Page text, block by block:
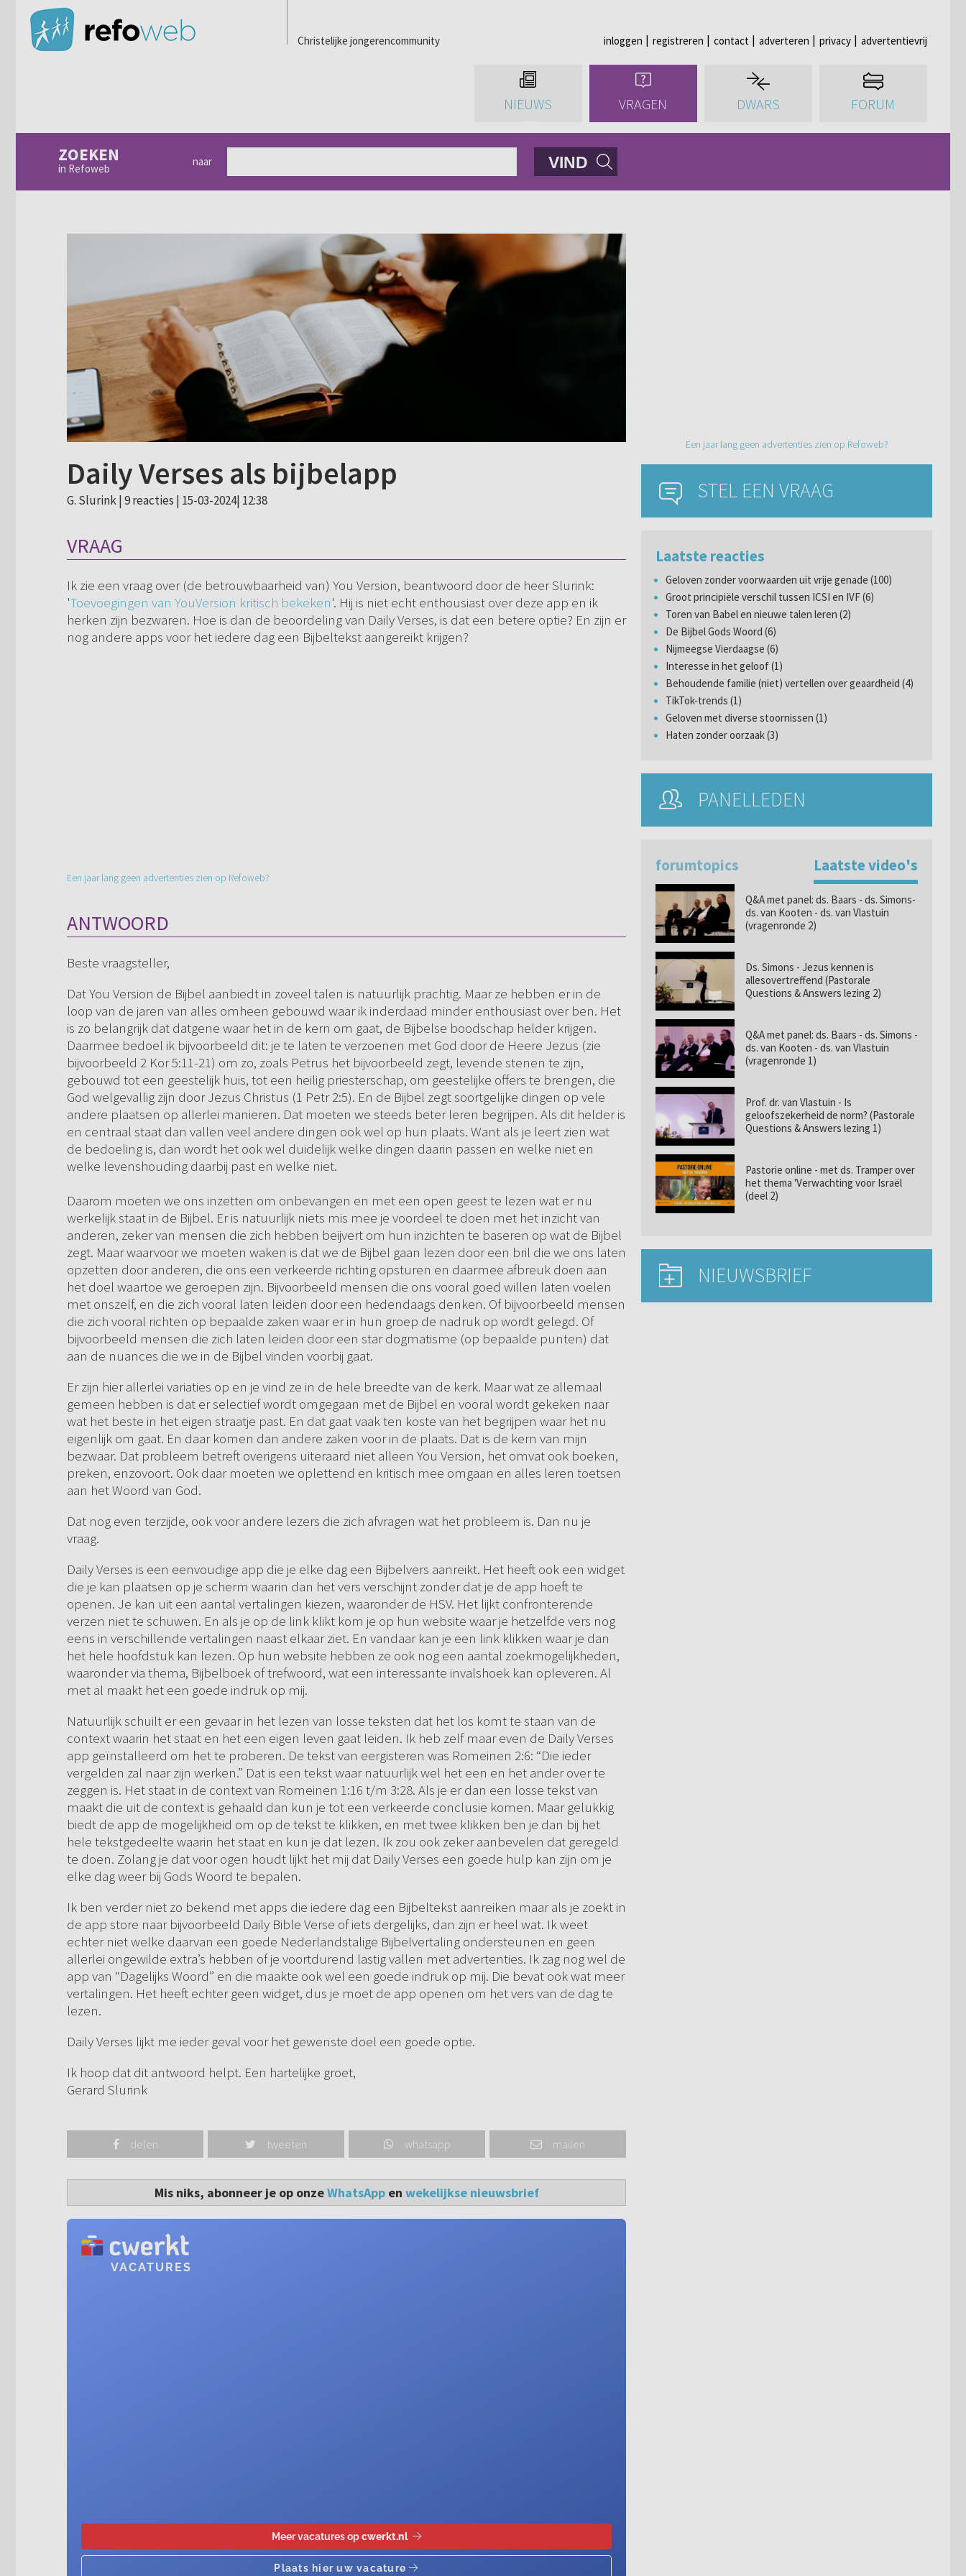
Christelijke jongerencommunity inloggen registreren contact adverteren privacy advertentievrij
NIEUWS VRAGEN DWARS FORUM
ZOEKEN
in Refoweb
naar VIND
Daily Verses als bijbelapp
G. Slurink | 9 reacties | 15-03-2024| 12:38
VRAAG
Ik zie een vraag over (de betrouwbaarheid van) You Version, beantwoord door de heer Slurink:
'Toevoegingen van YouVersion kritisch bekeken'. Hij is niet echt enthousiast over deze app en ik
herken zijn bezwaren. Hoe is dan de beoordeling van Daily Verses, is dat een betere optie? En zijn er
nog andere apps voor het iedere dag een Bijbeltekst aangereikt krijgen?
Een jaar lang geen advertenties zien op Refoweb?
ANTWOORD
Beste vraagsteller,
Dat You Version de Bijbel aanbiedt in zoveel talen is natuurlijk prachtig. Maar ze hebben er in de
loop van de jaren van alles omheen gebouwd waar ik inderdaad minder enthousiast over ben. Het
is zo belangrijk dat datgene waar het in de kern om gaat, de Bijbelse boodschap helder krijgen.
Daarmee bedoel ik bijvoorbeeld dit: je te laten te verzoenen met God door de Heere Jezus (zie
bijvoorbeeld 2 Kor 5:11-21) om zo, zoals Petrus het bijvoorbeeld zegt, levende stenen te zijn,
gebouwd tot een geestelijk huis, tot een heilig priesterschap, om geestelijke offers te brengen, die
God welgevallig zijn door Jezus Christus (1 Petr 2:5). En de Bijbel zegt soortgelijke dingen op vele
andere plaatsen op allerlei manieren. Dat moeten we steeds beter leren begrijpen. Als dit helder is
en centraal staat dan vallen veel andere dingen ook wel op hun plaats. Want als je leert zien wat
de bedoeling is, dan wordt het ook wel duidelijk welke dingen daarin passen en welke niet en
welke levenshouding daarbij past en welke niet.
Daarom moeten we ons inzetten om onbevangen en met een open geest te lezen wat er nu
werkelijk staat in de Bijbel. Er is natuurlijk niets mis mee je voordeel te doen met het inzicht van
anderen, zeker van mensen die zich hebben beijvert om hun inzichten te baseren op wat de Bijbel
zegt. Maar waarvoor we moeten waken is dat we de Bijbel gaan lezen door een bril die we ons laten
opzetten door anderen, die ons een verkeerde richting opsturen en daarmee afbreuk doen aan
het doel waartoe we geroepen zijn. Bijvoorbeeld mensen die ons vooral goed willen laten voelen
met onszelf, en die zich vooral laten leiden door een hedendaags denken. Of bijvoorbeeld mensen
die zich vooral richten op bepaalde zaken waar er in hun groep de nadruk op wordt gelegd. Of
bijvoorbeeld mensen die zich laten leiden door een star dogmatisme (op bepaalde punten) dat
aan de nuances die we in de Bijbel vinden voorbij gaat.
Er zijn hier allerlei variaties op en je vind ze in de hele breedte van de kerk. Maar wat ze allemaal
gemeen hebben is dat er selectief wordt omgegaan met de Bijbel en vooral wordt gekeken naar
wat het beste in het eigen straatje past. En dat gaat vaak ten koste van het begrijpen waar het nu
eigenlijk om gaat. En daar komen dan andere zaken voor in de plaats. Dat is de kern van mijn
bezwaar. Dat probleem betreft overigens uiteraard niet alleen You Version, het omvat ook boeken,
preken, enzovoort. Ook daar moeten we oplettend en kritisch mee omgaan en alles leren toetsen
aan het Woord van God.
Dat nog even terzijde, ook voor andere lezers die zich afvragen wat het probleem is. Dan nu je
vraag.
Daily Verses is een eenvoudige app die je elke dag een Bijbelvers aanreikt. Het heeft ook een widget
die je kan plaatsen op je scherm waarin dan het vers verschijnt zonder dat je de app hoeft te
openen. Je kan uit een aantal vertalingen kiezen, waaronder de HSV. Het lijkt confronterende
verzen niet te schuwen. En als je op de link klikt kom je op hun website waar je hetzelfde vers nog
eens in verschillende vertalingen naast elkaar ziet. En vandaar kan je een link klikken waar je dan
het hele hoofdstuk kan lezen. Op hun website hebben ze ook nog een aantal zoekmogelijkheden,
waaronder via thema, Bijbelboek of trefwoord, wat een interessante invalshoek kan opleveren. Al
met al maakt het een goede indruk op mij.
Natuurlijk schuilt er een gevaar in het lezen van losse teksten dat het los komt te staan van de
context waarin het staat en het een eigen leven gaat leiden. Ik heb zelf maar even de Daily Verses
app geïnstalleerd om het te proberen. De tekst van eergisteren was Romeinen 2:6: “Die ieder
vergelden zal naar zijn werken.” Dat is een tekst waar natuurlijk wel het een en het ander over te
zeggen is. Het staat in de context van Romeinen 1:16 t/m 3:28. Als je er dan een losse tekst van
maakt die uit de context is gehaald dan kun je tot een verkeerde conclusie komen. Maar gelukkig
biedt de app de mogelijkheid om op de tekst te klikken, en met twee klikken ben je dan bij het
hele tekstgedeelte waarin het staat en kun je dat lezen. Ik zou ook zeker aanbevelen dat geregeld
te doen. Zolang je dat voor ogen houdt lijkt het mij dat Daily Verses een goede hulp kan zijn om je
elke dag weer bij Gods Woord te bepalen.
Ik ben verder niet zo bekend met apps die iedere dag een Bijbeltekst aanreiken maar als je zoekt in
de app store naar bijvoorbeeld Daily Bible Verse of iets dergelijks, dan zijn er heel wat. Ik weet
echter niet welke daarvan een goede Nederlandstalige Bijbelvertaling ondersteunen en geen
allerlei ongewilde extra’s hebben of je voortdurend lastig vallen met advertenties. Ik zag nog wel de
app van “Dagelijks Woord” en die maakte ook wel een goede indruk op mij. Die bevat ook wat meer
vertalingen. Het heeft echter geen widget, dus je moet de app openen om het vers van de dag te
lezen.
Daily Verses lijkt me ieder geval voor het gewenste doel een goede optie.
Ik hoop dat dit antwoord helpt. Een hartelijke groet,
Gerard Slurink
delen tweeten whatsapp mailen
Mis niks, abonneer je op onzeWhatsAppen wekelijkse nieuwsbrief
Een jaar lang geen advertenties zien op Refoweb?
STEL EEN VRAAG
Laatste reacties
Geloven zonder voorwaarden uit vrije genade (100)
Groot principiële verschil tussen ICSI en IVF (6)
Toren van Babel en nieuwe talen leren (2)
De Bijbel Gods Woord (6)
Nijmeegse Vierdaagse (6)
Interesse in het geloof (1)
Behoudende familie (niet) vertellen over geaardheid (4)
TikTok-trends (1)
Geloven met diverse stoornissen (1)
Haten zonder oorzaak (3)
PANELLEDEN
forumtopics Laatste video's
Q&A met panel: ds. Baars - ds. Simons-
ds. van Kooten - ds. van Vlastuin
(vragenronde 2)
Ds. Simons - Jezus kennen is
allesovertreffend (Pastorale
Questions & Answers lezing 2)
Q&A met panel: ds. Baars - ds. Simons -
ds. van Kooten - ds. van Vlastuin
(vragenronde 1)
Prof. dr. van Vlastuin - Is
geloofszekerheid de norm? (Pastorale
Questions & Answers lezing 1)
Pastorie online - met ds. Tramper over
het thema 'Verwachting voor Israël
(deel 2)
NIEUWSBRIEF